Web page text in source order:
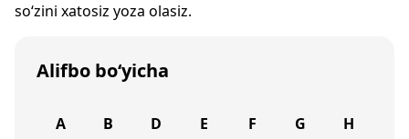
so‘zini xatosiz yoza olasiz.
Alifbo bo‘yicha
A B D E F G H